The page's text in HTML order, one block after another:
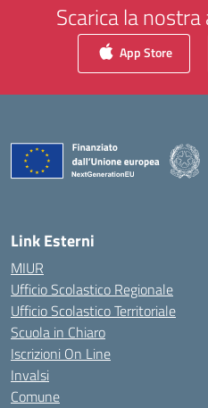
Scarica la
App Store
Link Esterni
MIUR
Ufficio Scolastico Regionale
Ufficio Scolastico Territoriale
Scuola in Chiaro
Iscrizioni On Line
Invalsi
Comune